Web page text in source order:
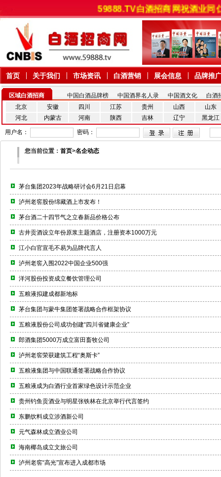
59888.TV白酒招商网祝酒业
首页 关于我们 市场资讯 白酒营销 展会信息 品牌推
区域白酒招商 中国白酒品牌榜 中国酒界名人录 中国酒文化
白酒
北京
安徽 四川 江苏 贵州 山西
山东
河北
内蒙古 河南 陕西 吉林 辽宁 黑龙江
用户名： 密码：
您当前位置： 首页>名企动态
茅台集团2023年战略研讨会6月21日启幕
泸州老窖股份绵藏酒上市发布！
茅台酒二十四节气之立春新品价格公布
古井贡酒设立年份原浆主题酒店，注册资本1000万元
江小白官宣毛不易为品牌代言人
泸州老窖入围2022中国企业500强
洋河股份投资成立餐饮管理公司
五粮液拟建成都新地标
茅台集团与蒙牛集团签署战略合作框架协议
五粮液股份公司成功创建“四川省健康企业”
郎酒集团5000万成立富田畜牧公司
泸州老窖荣获建筑工程“奥斯卡”
五粮液集团与中国联通签署战略合作协议
五粮液成为白酒行业首家绿色设计示范企业
贵州钓鱼贡酒业与明星张铁林在北京举行代言签约
东鹏饮料成立涉酒新公司
元气森林成立酒业公司
海南椰岛成立文旅公司
泸州老窖“高光”宣布进入成都市场